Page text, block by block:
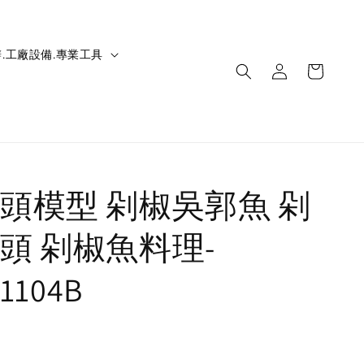
工廠設備.專業工具
模型 剁椒吳郭魚 剁
剁椒魚料理-